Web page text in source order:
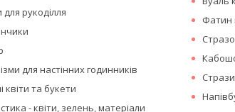
рукоділля
для настінних годинників
квіти та букети
- квіти, зелень, матеріали
Фатин
Стрази